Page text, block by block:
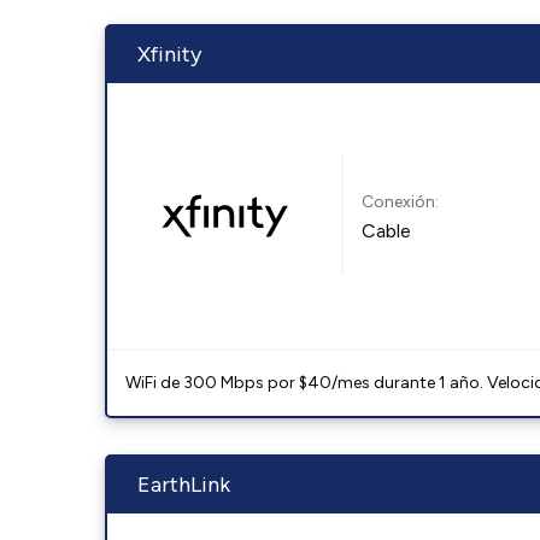
Xfinity
Conexión:
Cable
WiFi de 300 Mbps por $40/mes durante 1 año.
EarthLink